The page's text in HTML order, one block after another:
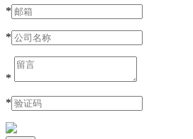
*
*
*
*